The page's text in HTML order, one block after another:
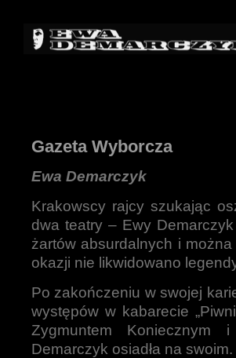
Gazeta Wyborcza
Ewa Demarczyk
Krakowscy rajcy szukając
dwa teatry – Ewy
żartów absurdalnych i
okazji nie likwidowano
Po zakończeniu w swojej
występów w kabarecie
Zygmuntem
Demarczyk osiadła na swoim.